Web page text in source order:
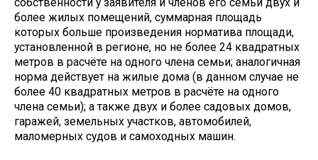
более жилых помещений, суммарная площадь
которых больше произведения норматива площади,
установленной в регионе, но не более 24 квадратных
метров в расчёте на одного члена семьи; аналогичная
норма действует на жилые дома (в данном случае не
более 40 квадратных метров в расчёте на одного
члена семьи); а также двух и более садовых домов,
гаражей, земельных участков, автомобилей,
маломерных судов и самоходных машин.